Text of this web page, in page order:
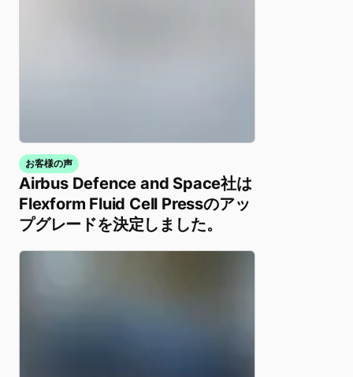
お客様の声
Airbus Defence and Space社は
Flexform Fluid Cell Pressのアッ
プグレードを決定しました。